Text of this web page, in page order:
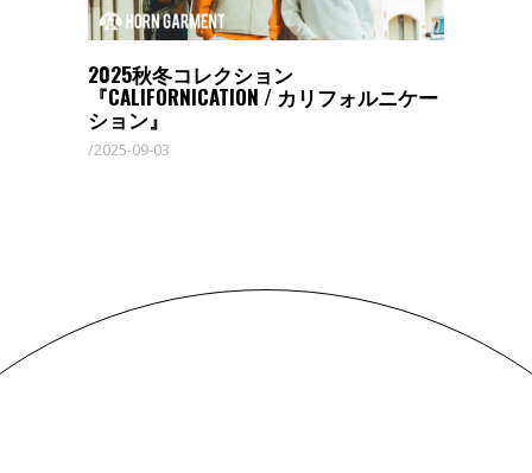
2025秋冬コレクション
『CALIFORNICATION / カリフォルニケー
ション』
2025-09-03